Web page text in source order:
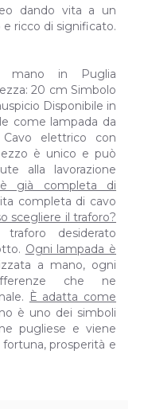
dando vita a un
ricco di significato.
mano in Puglia
20 cm Simbolo
Disponibile in
come lampada da
elettrico con
è unico e può
alla lavorazione
già completa di
completa di cavo
scegliere il traforo?
desiderato
Ogni lampada è
a mano, ogni
che ne
È adatta come
è uno dei simboli
pugliese e viene
prosperità e